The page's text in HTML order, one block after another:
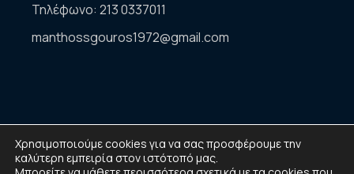
Τηλέφωνο:213 0337011
manthossgouros1972@gmail.com
Χρησιμοποιούμε cookies για να σας προσφέρουμε την
καλύτερη εμπειρία στον ιστότοπό μας.